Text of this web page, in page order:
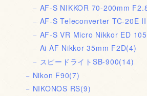
AF-S NIKKOR 70-200mm
AF-S Teleconverter TC-20E
AF-S VR Micro Nikkor ED
Ai AF Nikkor 35mm F2D(4)
スピードライトSB-900(14)
Nikon F90(7)
NIKONOS RS(9)